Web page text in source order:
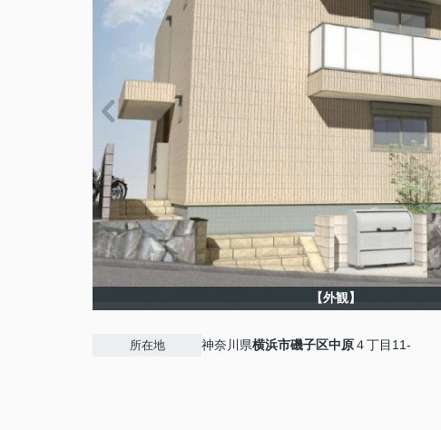
【外観】
所在地 神奈川県横浜市磯子区中原４丁目11-